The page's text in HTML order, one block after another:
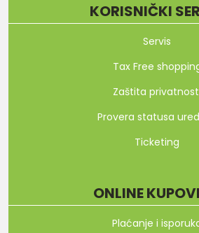
KORISNIČKI
Servis
Tax Free
Zaštita
Provera statusa
Ticketing
ONLINE
Plaćanje i